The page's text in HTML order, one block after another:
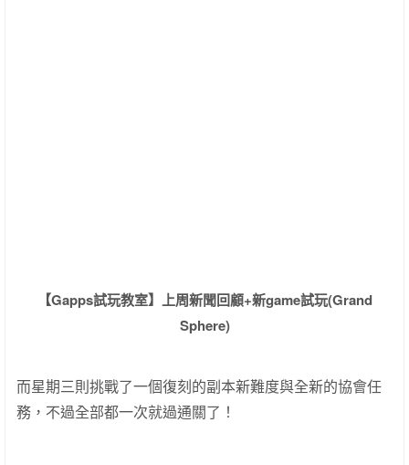
【Gapps試玩教室】上周新聞回顧+新game試玩(Grand
Sphere)
而星期三則挑戰了一個復刻的副本新難度與全新的協會任
務，不過全部都一次就過通關了！